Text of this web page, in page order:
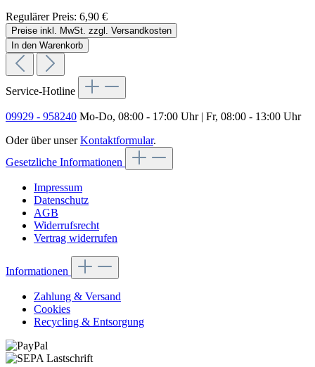
Regulärer Preis: 6,90 €
Preise inkl. MwSt. zzgl. Versandkosten
In den Warenkorb
Service-Hotline
09929 - 958240 Mo-Do, 08:00 - 17:00 Uhr | Fr, 08:00 - 13:00 Uhr
Oder über unserKontaktformular.
Gesetzliche Informationen
Impressum
Datenschutz
AGB
Widerrufsrecht
Vertrag widerrufen
Informationen
Zahlung & Versand
Cookies
Recycling & Entsorgung